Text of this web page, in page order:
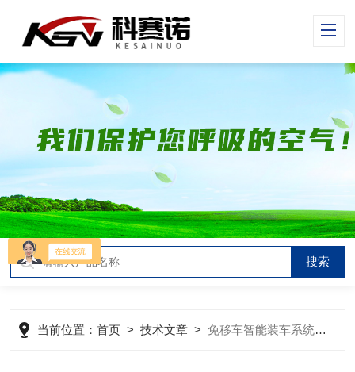
当前位置：首页 >技术文章 > 免移车智能装车系统让装车更高效